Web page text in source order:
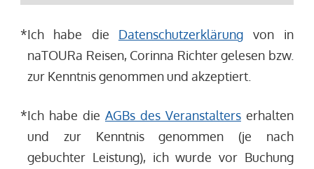
*Ich habe die Datenschutzerklärungvon in
naTOURa Reisen, Corinna Richter gelesen bzw.
zur Kenntnis genommen und akzeptiert.
*Ich habe die AGBs des Veranstalterserhalten
und zur Kenntnis genommen (je nach
gebuchter Leistung), ich wurde vor Buchung